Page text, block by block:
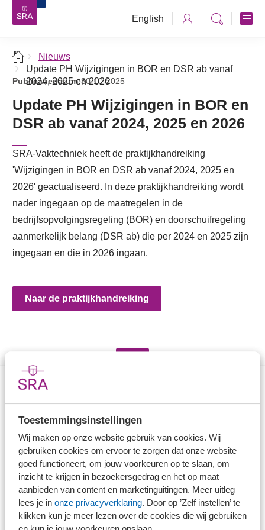
Toestemmingsinstellingen
Wij maken op onze website gebruik van cookies. Wij
gebruiken cookies om ervoor te zorgen dat onze website
goed functioneert, om jouw voorkeuren op te slaan, om
inzicht te krijgen in bezoekersgedrag en het op maat
aanbieden van content en marketinguitingen. Meer uitleg
lees je in onze privacyverklaring. Door op ’Zelf instellen’ te
klikken kun je meer lezen over de cookies die wij gebruiken
English
Nieuws
Update PH Wijzigingen in BOR en DSR ab vanaf
2024, 2025 en 2026
Publicatiedatum:30-10-2025
Update PH Wijzigingen in BOR en
DSR ab vanaf 2024, 2025 en 2026
SRA-Vaktechniek heeft de praktijkhandreiking
'Wijzigingen in BOR en DSR ab vanaf 2024, 2025 en
2026' geactualiseerd. In deze praktijkhandreiking wordt
nader ingegaan op de maatregelen in de
bedrijfsopvolgingsregeling (BOR) en doorschuifregeling
aanmerkelijk belang (DSR ab) die per 2024 en 2025 zijn
ingegaan en die in 2026 ingaan.
Naar de praktijkhandreiking
Direct naar
Branche in Zicht
Dossiers
Kantoorvinder
Nieuwsbank